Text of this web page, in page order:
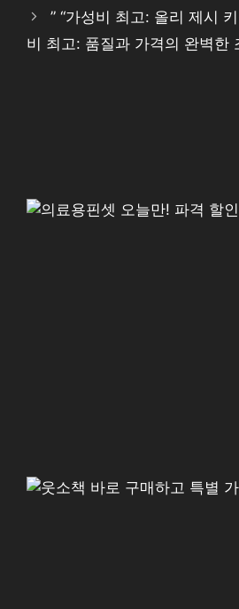
” “가성비 최고: 올리 제시
비 최고: 품질과 가격의 완벽한